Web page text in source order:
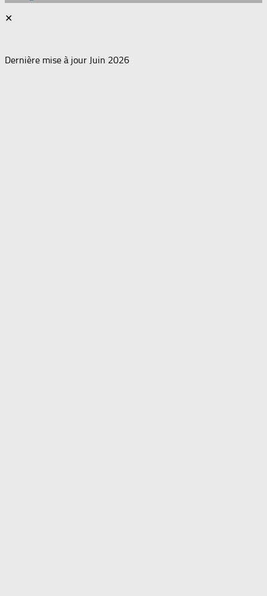
✕
Dernière mise à jour Juin 2026